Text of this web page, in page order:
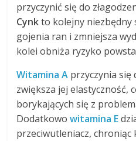
przyczynić się do
Cynkto kolejny niezbędny
gojenia ran i zmniejsza
kolei obniża ryzyko
Witamina A przyczynia się
zwiększa jej elastyczność,
borykających się z
Dodatkowowitamina E
przeciwutleniacz,